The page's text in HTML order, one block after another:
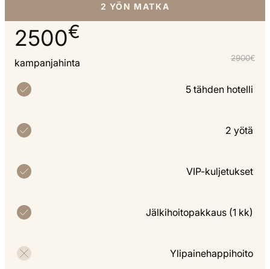
2 YÖN MATKA
2500€
kampanjahinta 2900€
5 tähden hotelli
2 yötä
VIP-kuljetukset
Jälkihoitopakkaus (1 kk)
Ylipainehappihoito